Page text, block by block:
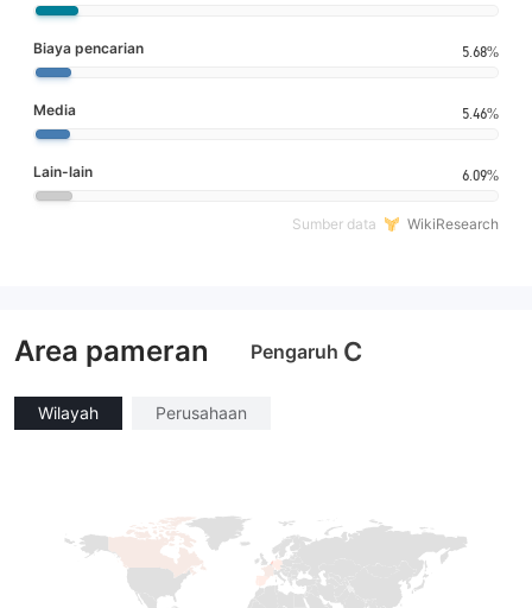
Biaya pencarian 5.68%
Media 5.46%
Lain-lain 6.09%
Sumber data WikiResearch
Area pameran Pengaruh C
Wilayah Perusahaan